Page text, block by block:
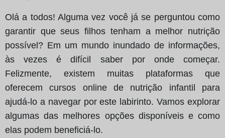
Olá a todos! Alguma vez você já se perguntou como
garantir que seus filhos tenham a melhor nutrição
possível? Em um mundo inundado de informações,
às vezes é difícil saber por onde começar.
Felizmente, existem muitas plataformas que
oferecem cursos online de nutrição infantil para
ajudá-lo a navegar por este labirinto. Vamos explorar
algumas das melhores opções disponíveis e como
elas podem beneficiá-lo.